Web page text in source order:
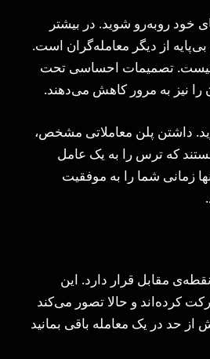
خود روبه‌رو شوید. در بیشتر
از دیگر معامله‌گران است.
نیست. تصمیمات احساسی تحت
را نیز به مرور کاهش می‌دهند.
داشتن پلن معاملاتی مشخص،
که ترس را به یک عامل
زمانی شما را به موفقیت
مقابل قرار دارد. این
کرده‌اند و حالا تصور می‌کند
حد در یک معامله باقی بمانید